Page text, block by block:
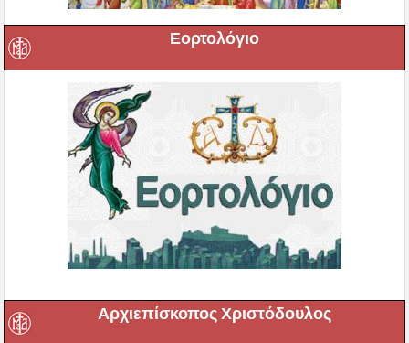
Εορτολόγιο
Αρχιεπίσκοπος Χριστόδουλος